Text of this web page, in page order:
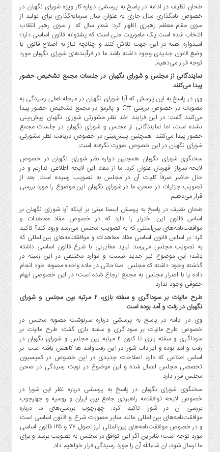
طحان نظیف در ادامه در پاسخ به پرسشی درباره کار ویژه شورای نگهبان در
خصوص نامگذاری سال جاری به عنوان سال سرمایه‌گذاری برای تولید از
سوی مقام معظم رهبری اظهار کرد: شعار سال که از سوی رهبر انقلاب
انتخاب شده است یک ماموریت ملی است که پشتوانه قانون اساسی دارد؛
امیدوارم همه در این جهت تلاش کنند و چنانچه نیاز به اصلاح قانون یا
وضع قانون جدیدی وجود داشته باشد ما در فرآیندهای شورای نگهبان مورد
توجه قرار می‌دهیم.
نمایندگانی از مجلس و شورای نگهبان در جلسات مجمع تشخیص حضور
پیدا می‌کنند
وی در پاسخ به این پرسش که آیا شورای نگهبان در مرحله فعلی رسیدگی به
مصوبات در خصوص بررسی Cft و پالرمو در مجمع تشخیص حضور پیدا
می‌کنند گفت: در این فرایند اخذ نظر مشورتی شورای نگهبان پیش‌بینی
نشده است، اما نمایندگانی از مجلس و شورای نگهبان در جلسات مجمع
حضور پیدا می‌کنند. همچنین پیش‌بینی در خصوص دریافت نظر مشورتی
شورای نگهبان در این خصوص صورت نگرفته است.
سخنگوی شورای نگهبان همچنین درباره نظر شورای نگهبان در خصوص
لایحه سرباز- قهرمان عنوان کرد: ما از مفاد این لایحه اطلاعی نداریم و در
حال حاضر صرفاً کلیات آن در مجلس به تصویب رسیده است. بعد از
تصویب جزئیات در صحن، ما در شورای نگهبان این موضوع را مورد بررسی
قرار می‌دهیم.
طحان نظیف در پاسخ به پرسش ایسنا مبنی بر اینکه آیا شورای نگهبان بر
اساس قانون این اختیار را دارد که در خصوص مفاد معاهدات و
موافقت‌نامه‌های بین‌المللی که به تصویب مجلس می‌رسد ورود کند؟ تاکید
کرد: بر اساس قانون اساسی مفاد معاهدات و موافقتنامه‌های بین‌المللی که
به تصویب مجلس می‌رسد نباید مغایرتی با شرع قانون اساسی داشته
باشد؛ این موضوع نیز جدید نیست و موارد مختلفی در این زمینه در
گذشته وجود داشته که مجلس اصلاحاتی در ماده واحده مصوبه خود انجام
داده یا با اصرار مجلس به مجمع ارجاع شده است؛ در این خصوصی ابهام
حقوقی وجود ندارد.
طرح مالیات بر سوداگری و سفته بازی، ۲ مرتبه بین مجلس و شورای
نگهبان در رفت و آمد بوده است
وی در ادامه در پاسخ به پرسشی درباره سرنوشت مصوبه مجلس در
خصوص طرح مالیات بر سوداگری و سفته بازی گفت: طرح مالیات بر
سوداگری و سفته بازی تا کنون ۲ مرتبه بین مجلس و شورای نگهبان در
رفت و آمد بوده و ایرادات شورا در این رفت‌وآمد ها کاهش یافته است. بر
اساس اطلاعی که دارم اصلاحات جدیدی در این خصوص در کمیسیون
تخصصی مجلس اعمال شده و این موضوع در نوبت رسیدگی در صحن
مجلس قرار دارد.
سخنگوی شورای نگهبان در پاسخ به پرسشی درباره نظر این شورا در
خصوص لایحه توافقنامه راهبردی جامع بین ایران و روسیه و چهارچوب
بررسی آن در شورا تاکید کرد: چهارچوب بررسی‌های ما درباره
موافقت‌نامه‌های بین‌المللی مانند سایر مصوبات شرع و قانون اساسی است
و در خصوص موافقت‌نامه‌های بین‌المللی نیز اصول ۷۷ و ۱۲۵ قانون اساسی
مورد توجه است؛ بنابراین اگر این توافق در مجلس به تصویب برسد و برای
ما ارسال شود، ان شاءالله آن را مورد رسیدگی قرار خواهیم داد.